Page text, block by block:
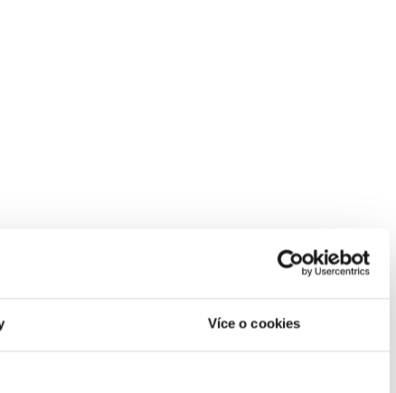
Více o cookies